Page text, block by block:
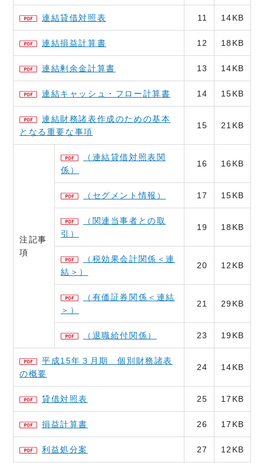
連結貸借対照表 11 14KB
連結損益計算書 12 18KB
連結剰余金計算書 13 14KB
連結キャッシュ・フロー計算書 14 15KB
連結財務諸表作成のための基本
となる重要な事項
15 21KB
注記事
項
（連結貸借対照表関
係）
16 16KB
（セグメント情報） 17 15KB
（関連当事者との取
引）
19 18KB
（税効果会計関係＜連
結＞）
20 12KB
（有価証券関係＜連結
＞）
21 29KB
（退職給付関係） 23 19KB
平成15年３月期 個別財務諸表
の概要
24 14KB
貸借対照表 25 17KB
損益計算書 26 17KB
利益処分案 27 12KB